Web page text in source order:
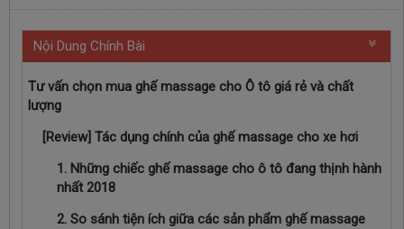
Nội Dung Chính Bài
Tư vấn chọn mua ghế massage cho Ô tô giá rẻ và chất
lượng
[Review] Tác dụng chính của ghế massage cho xe hơi
1. Những chiếc ghế massage cho ô tô đang thịnh hành
nhất 2018
2. So sánh tiện ích giữa các sản phẩm ghế massage